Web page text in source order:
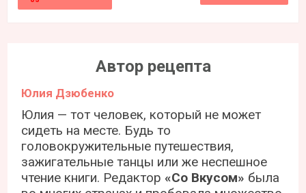
Автор рецепта
Юлия Дзюбенко
Юлия — тот человек, который не может
сидеть на месте. Будь то
головокружительные путешествия,
зажигательные танцы или же неспешное
чтение книги. Редактор«Со Вкусом» была